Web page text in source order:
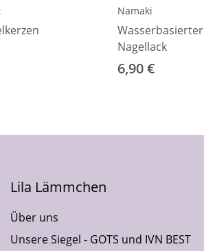
Namaki
Wasserbasierter
Nagellack
6,90 €
Lila Lämmchen
Über uns
Unsere Siegel - GOTS und IVN BEST